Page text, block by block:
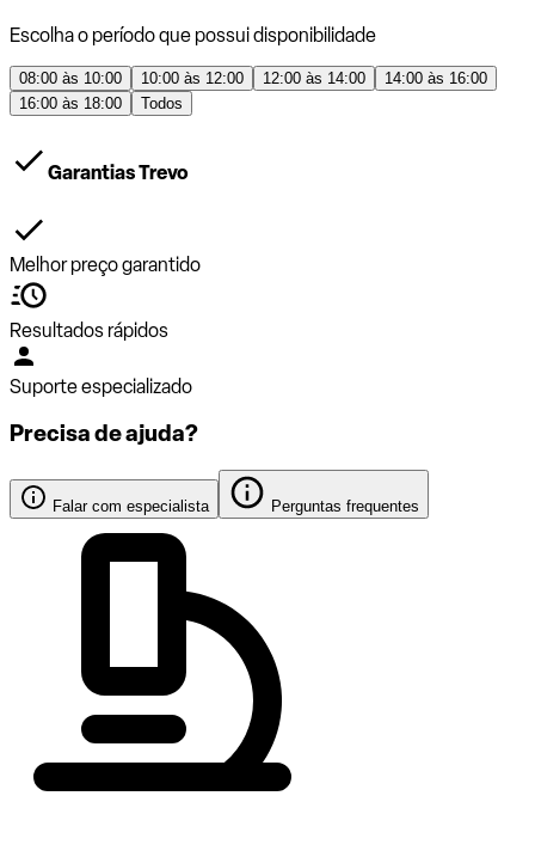
Escolha o período que possui disponibilidade
08:00 às 10:00 10:00 às 12:00 12:00 às 14:00
14:00 às 16:00
16:00 às 18:00
Todos
Garantias Trevo
Melhor preço garantido
Resultados rápidos
Suporte especializado
Precisa de ajuda?
Falar com especialista Perguntas frequentes